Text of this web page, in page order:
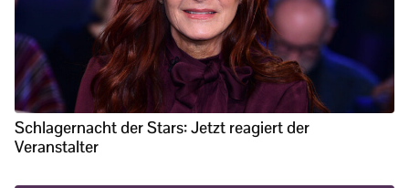
Schlagernacht der Stars: Jetzt reagiert der
Veranstalter